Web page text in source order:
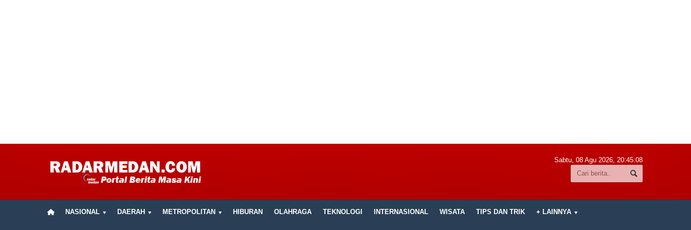
Sabtu, 08 Agu 2026, 20:45:10
NASIONAL DAERAH METROPOLITAN HIBURAN OLAHRAGA TEKNOLOGI INTERNASIONAL WISATA TIPS DAN TRIK + LAINNYA